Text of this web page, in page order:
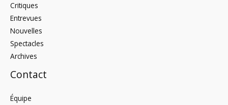
Critiques
Entrevues
Nouvelles
Spectacles
Archives
Contact
Équipe